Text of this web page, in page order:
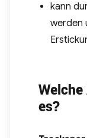
kann
werden
es?